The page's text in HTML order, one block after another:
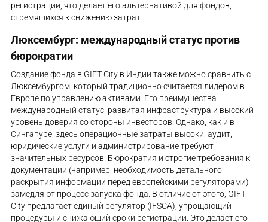
регистрации, что делает его альтернативой для фондов,
стремящихся к снижению затрат.
Люксембург: международный статус против
бюрократии
Создание фонда в GIFT City в Индии также можно сравнить с
Люксембургом, который традиционно считается лидером в
Европе по управлению активами. Его преимущества —
международный статус, развитая инфраструктура и высокий
уровень доверия со стороны инвесторов. Однако, как и в
Сингапуре, здесь операционные затраты высоки: аудит,
юридические услуги и администрирование требуют
значительных ресурсов. Бюрократия и строгие требования к
документации (например, необходимость детального
раскрытия информации перед европейскими регуляторами)
замедляют процесс запуска фонда. В отличие от этого, GIFT
City предлагает единый регулятор (IFSCA), упрощающий
процедуры и снижающий сроки регистрации. Это делает его